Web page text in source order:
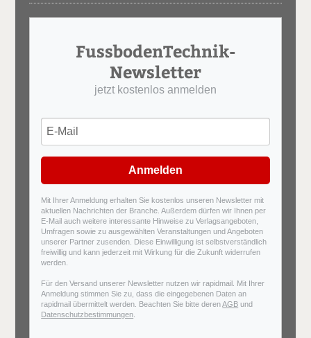
FussbodenTechnik-
Newsletter
jetzt kostenlos anmelden
Anmelden
Mit Ihrer Anmeldung erhalten Sie kostenlos unseren Newsletter mit
aktuellen Nachrichten der Branche. Außerdem dürfen wir Ihnen per
E-Mail auch weitere interessante Hinweise zu Verlagsangeboten,
Umfragen sowie zu ausgewählten Veranstaltungen und Angeboten
unserer Partner zusenden. Diese Einwilligung ist selbstverständlich
freiwillig und kann jederzeit mit Wirkung für die Zukunft widerrufen
werden.
Für den Versand unserer Newsletter nutzen wir rapidmail. Mit Ihrer
Anmeldung stimmen Sie zu, dass die eingegebenen Daten an
rapidmail übermittelt werden. Beachten Sie bitte derenAGB und
Datenschutzbestimmungen